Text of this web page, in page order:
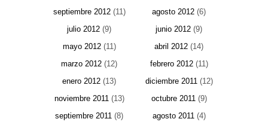
septiembre 2012(11) agosto 2012 (6)
julio 2012 (9) junio 2012 (9)
mayo 2012(11) abril 2012 (14)
marzo 2012 (12) febrero 2012(11)
enero 2012 (13) diciembre 2011(12)
noviembre 2011(13) octubre 2011(9)
septiembre 2011 (8) agosto 2011(4)